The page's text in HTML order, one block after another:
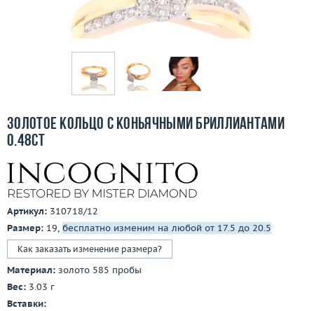
Бесплатная доставка
Покупка и оплата
Контакты
3D-тур по шоуруму
Золотое кольцо с коньячными бриллиантами
0.48ct
Артикул: 310718/12
Размер: 19, бесплатно изменим на любой от 17.5 до 20.5
Как заказать изменение размера?
Материал: золото 585 пробы
Вес: 3.03 г
Вставки: